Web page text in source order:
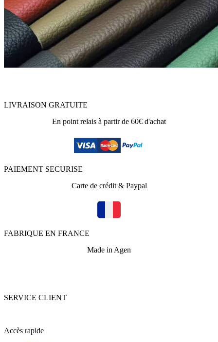
LIVRAISON GRATUITE
En point relais à partir de 60€ d'achat
PAIEMENT SECURISE
Carte de crédit & Paypal
FABRIQUE EN FRANCE
Made in Agen
SERVICE CLIENT
Accès rapide